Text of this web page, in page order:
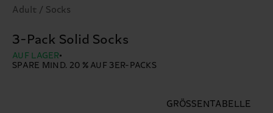
Adult / Socks
3-Pack Solid Socks
AUF LAGER
SPARE MIND. 20 % AUF 3ER-PACKS
GRÖSSENTABELLE